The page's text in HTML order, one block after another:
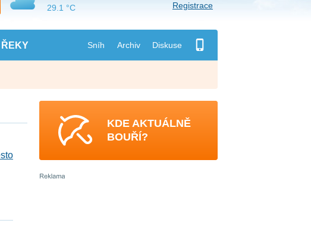
ŘEKY Sníh Archiv Diskuse
Registrace
29.1 °C
KDE AKTUÁLNĚ
BOUŘÍ?